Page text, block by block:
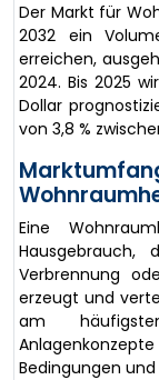
Der Markt für
2032 ein
erreichen,
2024. Bis 2025
Dollar
von 3,8 %
Eine
Verbrennung
erzeugt und
am
Bedingungen